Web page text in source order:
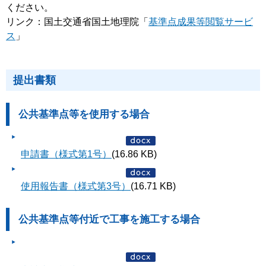
ください。
リンク：国土交通省国土地理院「 基準点成果等閲覧サービ
ス 」
提出書類
公共基準点等を使用する場合
申請書（様式第1号） (16.86 KB)
使用報告書（様式第3号） (16.71 KB)
公共基準点等付近で工事を施工する場合